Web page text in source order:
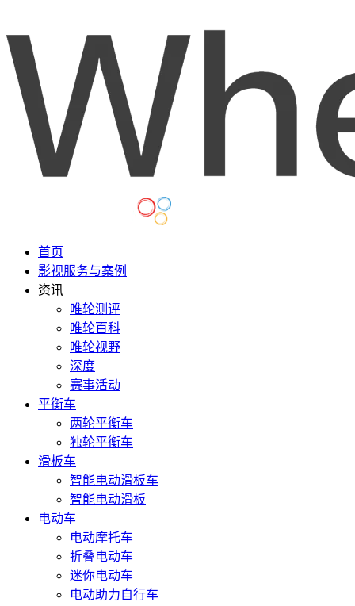
首页
影视服务与案例
资讯
唯轮测评
唯轮百科
唯轮视野
深度
赛事活动
平衡车
两轮平衡车
独轮平衡车
滑板车
智能电动滑板车
智能电动滑板
电动车
电动摩托车
折叠电动车
迷你电动车
电动助力自行车